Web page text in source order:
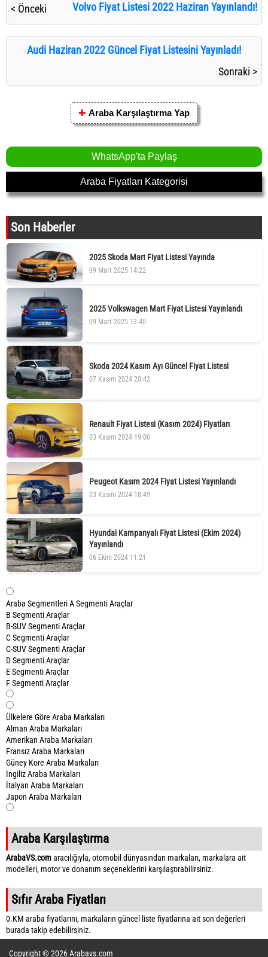
< Önceki Volvo Fiyat Listesi 2022 Haziran Yayınlandı!
Audi Haziran 2022 Güncel Fiyat Listesini Yayınladı!
Sonraki >
✚ Araba Karşılaştırma Yap
WhatsApp'ta Paylaş
Araba Fiyatları Kategorisi
Son Haberler
2025 Skoda Mart Fiyat Listesi Yayında
09 Mart 2025 14:22
2025 Volkswagen Mart Fiyat Listesi Yayınlandı
09 Mart 2025 13:40
Skoda 2024 Kasım Ayı Güncel Fiyat Listesi
07 Kasım 2024 20:42
Renault Fiyat Listesi (Kasım 2024) Fiyatları
03 Kasım 2024 19:00
Peugeot Kasım 2024 Fiyat Listesi Yayınlandı
03 Kasım 2024 18:49
Hyundai Kampanyalı Fiyat Listesi (Ekim 2024)
Yayınlandı
06 Ekim 2024 11:21
Araba SegmentleriA Segmenti Araçlar
B Segmenti Araçlar
B-SUV Segmenti Araçlar
C Segmenti Araçlar
C-SUV Segmenti Araçlar
D Segmenti Araçlar
E Segmenti Araçlar
F Segmenti Araçlar
Ülkelere Göre Araba Markaları
Alman Araba Markaları
Amerikan Araba Markaları
Fransız Araba Markaları
Güney Kore Araba Markaları
İngiliz Araba Markaları
İtalyan Araba Markaları
Japon Araba Markaları
Araba Karşılaştırma
ArabaVS.comaracılığıyla, otomobil dünyasından markaları, markalara ait
modelleri, motor ve donanım seçeneklerini karşılaştırabilirsiniz.
Sıfır Araba Fiyatları
0.KM araba fiyatlarını, markaların güncel liste fiyatlarına ait son değerleri
burada takip edebilirsiniz.
Copyright © 2026 Arabavs.com